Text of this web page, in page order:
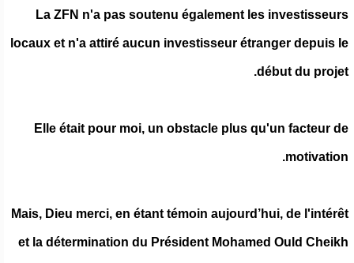
La ZFN n'a pas soutenu également les investisseurs
locaux et n'a attiré aucun investisseur étranger depuis le
début du projet.
Elle était pour moi, un obstacle plus qu'un facteur de
motivation.
Mais, Dieu merci, en étant témoin aujourd’hui, de l'intérêt
et la détermination du Président Mohamed Ould Cheikh